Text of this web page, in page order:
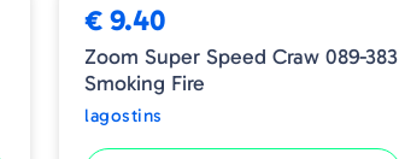
€ 9.40
Zoom Super Speed Craw 089-383
Smoking Fire
lagostins